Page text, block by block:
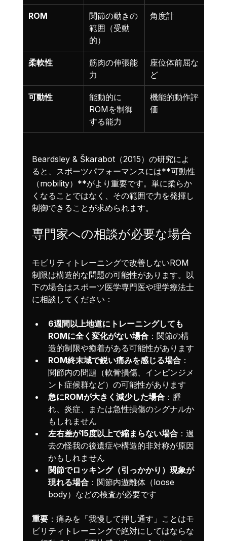
ROM
関節の動きの
範囲（受動
的）
角度計
柔軟性
筋肉の伸張能
力
座位体前屈な
ど
可動性
能動的に
ROMを制御
する能力
機能的動作評
価
Beardsley & Škarabot（2015）の研究によ
ると、スポーツパフォーマンスには**可動性
（mobility）**がより重要です。単に柔らか
くなることではなく、その範囲で力を発揮し
制御できることが求められます。
専門家への相談が必要な場合
モビリティトレーニングで改善しないROM
制限は構造的な問題の可能性があります。以
下の場合はスポーツ医学専門医や理学療法士
に相談してください：
6週間以上地道にトレーニングしても
ROMに全く変化がない場合：関節の構
造的制限や癒着がある可能性があります
ROM終末域で鋭い痛みを感じる場合：
関節内の問題（軟骨損傷、インピンジメ
ント症候群など）の可能性があります
急にROMが大きく減少した場合：腫
れ、炎症、または急性損傷のシグナルか
もしれません
左右差が15度以上で縮まらない場合：過
去の怪我の後遺症や構造的非対称が原因
かもしれません
関節でロッキング（引っかかり）現象が
現れる場合：関節内遊離体（loose
body）などの検査が必要です
重要：痛みを「我慢して押し通す」ことはモ
ビリティトレーニングで絶対にしてはならな